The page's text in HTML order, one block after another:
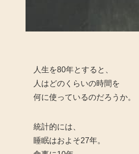
人生を80年とすると、
人はどのくらいの時間を
何に使っているのだろうか。
統計的には、
睡眠はおよそ27年。